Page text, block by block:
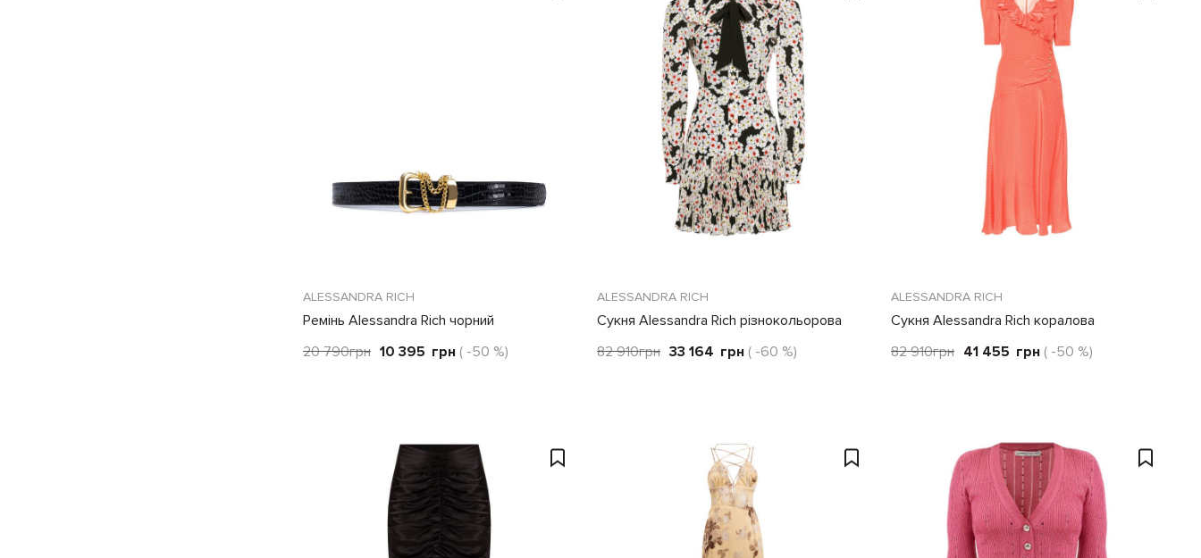
ALESSANDRA RICH
Ремінь Alessandra Rich чорний
20 790грн 10 395 грн ( -50 %)
ALESSANDRA RICH
Сукня Alessandra Rich різнокольорова
82 910грн 33 164 грн ( -60 %)
ALESSANDRA RICH
Сукня Alessandra Rich коралова
82 910грн 41 455 грн ( -50 %)